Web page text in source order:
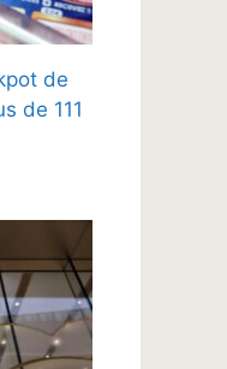
de
de 111